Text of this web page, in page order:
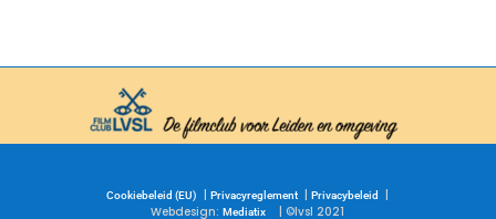
Cookiebeleid (EU) |Privacyreglement |Privacybeleid
Webdesign:Mediatix | ©lvsl 2021